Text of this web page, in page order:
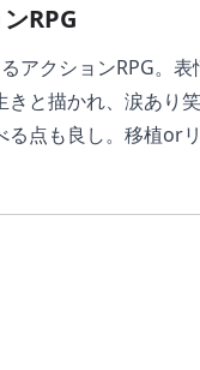
RPG
アクションRPG。
と描かれ、涙あり
点も良し。移植or